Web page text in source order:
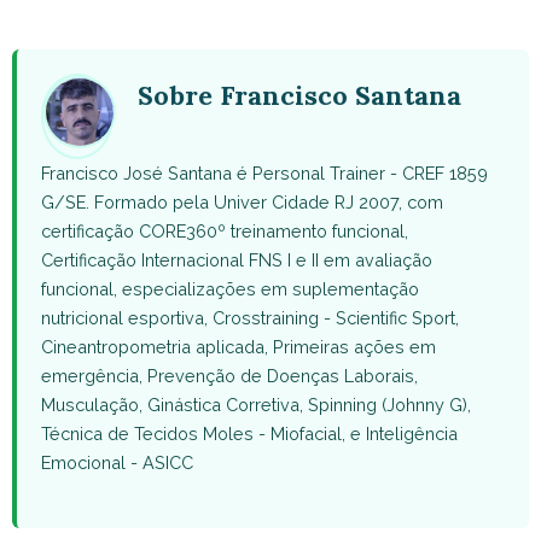
Sobre Francisco Santana
Francisco José Santana é Personal Trainer - CREF 1859
G/SE. Formado pela Univer Cidade RJ 2007, com
certificação CORE360º treinamento funcional,
Certificação Internacional FNS I e II em avaliação
funcional, especializações em suplementação
nutricional esportiva, Crosstraining - Scientific Sport,
Cineantropometria aplicada, Primeiras ações em
emergência, Prevenção de Doenças Laborais,
Musculação, Ginástica Corretiva, Spinning (Johnny G),
Técnica de Tecidos Moles - Miofacial, e Inteligência
Emocional - ASICC